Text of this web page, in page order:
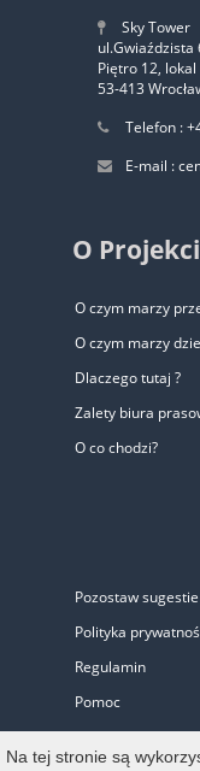
Sky Tower
ul.Gwiaździsta
Piętro 12,
53-413
Telefon :
E-mail :
O
O czym marzy
O czym marzy
Dlaczego tutaj ?
Zalety biura
O co chodzi?
Pozostaw sugestie
Polityka
Regulamin
Pomoc
Biuro Prasowe
Na tej stronie są